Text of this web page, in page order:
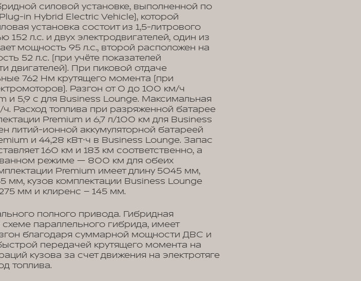
силовой установке, выполненной по
in Hybrid Electric Vehicle), которой
установка состоит из 1,5-литрового
л.с. и двух электродвигателей, один из
мощность 95 л.с., второй расположен на
52 л.с. (при учёте показателей
двигателей). При пиковой отдаче
762 Нм крутящего момента (при
Разгон от 0 до 100 км/ч
и 5,9 с для Business Lounge. Максимальная
Расход топлива при разряженной батарее
Premium и 6,7 л/100 км для Business
литий-ионной аккумуляторной батареей
и 44,28 кВт⋅ч в Business Lounge. Запас
160 км и 183 км соответственно, а
режиме — 800 км для обеих
Premium имеет длину 5045 мм,
мм, кузов комплектации Business Lounge
мм и клиренс – 145 мм.
полного привода. Гибридная
параллельного гибрида, имеет
благодаря суммарной мощности ДВС и
передачей крутящего момента на
кузова за счет движения на электротяге
топлива.